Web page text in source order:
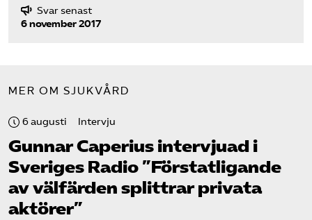
Svar senast
6 november 2017
MER OM SJUKVÅRD
6 augusti Intervju
Gunnar Caperius intervjuad i
Sveriges Radio ”Förstatligande
av välfärden splittrar privata
aktörer”